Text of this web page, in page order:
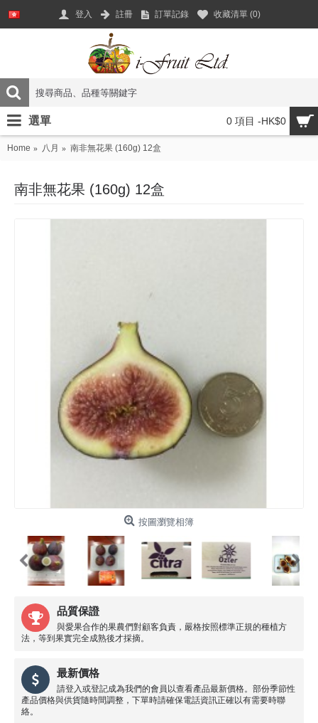
登入 註冊 訂單記錄 收藏清單 (0)
0 項目 -HK$0
選單
Home 八月 南非無花果 (160g) 12盒
南非無花果 (160g) 12盒
按圖瀏覽相簿
品質保證
與愛果合作的果農們對顧客負責，嚴格按照標準正規的種植方
法，等到果實完全成熟後才採摘。
最新價格
請登入或登記成為我們的會員以查看產品最新價格。部份季節性
產品價格與供貨隨時間調整，下單時請確保電話資訊正確以有需要時聯
絡。